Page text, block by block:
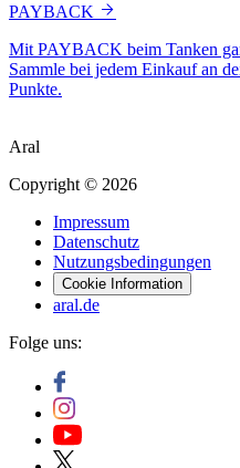
PAYBACK
Mit PAYBACK beim Tanken
Sammle bei jedem Einkauf an
Punkte.
Aral
Copyright © 2026
Impressum
Datenschutz
Nutzungsbedingungen
Cookie Information
aral.de
Folge uns: